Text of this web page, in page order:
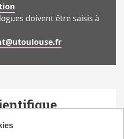
doivent être saisis à
scientifique jouent un